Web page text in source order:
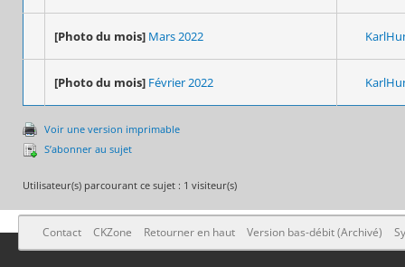
[Photo du mois] Mars 2022
[Photo du mois] Février 2022
Voir une version imprimable
S’abonner au sujet
Utilisateur(s) parcourant ce sujet : 1 visiteur(s)
Contact CKZone Retourner en haut Version bas-débit (Archivé)